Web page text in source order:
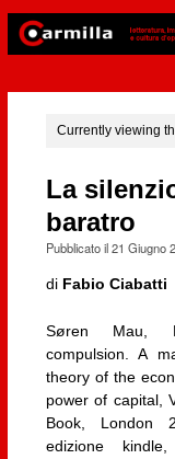
Currently viewing
La
baratro
Pubblicato il21 Giugno
diFabio Ciabatti
Søren Mau,
compulsion. A
theory of the
power of capital,
Book, London
edizione